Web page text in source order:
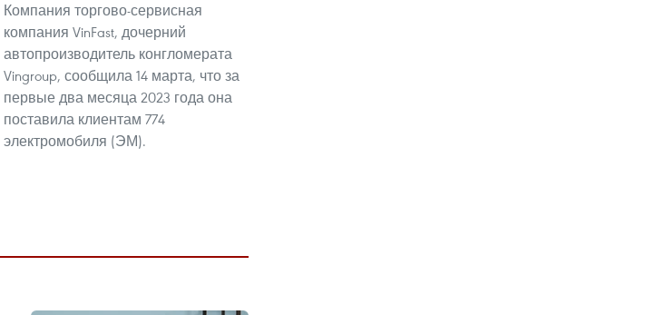
Компания торгово-сервисная
компания VinFast, дочерний
автопроизводитель конгломерата
Vingroup, сообщила 14 марта, что за
первые два месяца 2023 года она
поставила клиентам 774
электромобиля (ЭМ).